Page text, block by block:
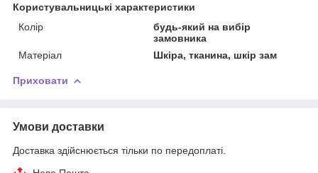
Користувальницькі характеристики
Колір
будь-який на вибір
замовника
Матеріал
Шкіра, тканина, шкір зам
Приховати
Умови доставки
Доставка здійснюється тільки по передоплаті.